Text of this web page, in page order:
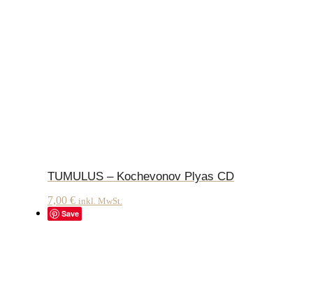
TUMULUS – Kochevonov Plyas CD
7,00 € inkl. MwSt.
Save